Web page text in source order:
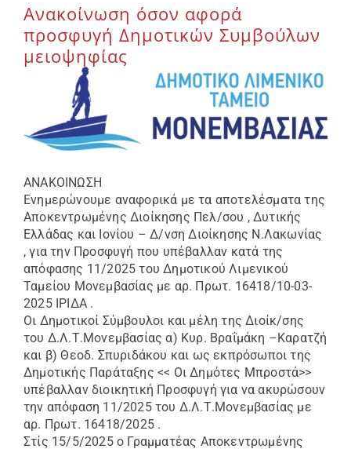
Ανακοίνωση όσον αφορά
προσφυγή Δημοτικών Συμβούλων
μειοψηφίας
ΑΝΑΚΟΙΝΩΣΗ
Ενημερώνουμε αναφορικά με τα αποτελέσματα της
Αποκεντρωμένης Διοίκησης Πελ/σου , Δυτικής
Ελλάδας και Ιονίου – Δ/νση Διοίκησης Ν.Λακωνίας
, για την Προσφυγή που υπέβαλλαν κατά της
απόφασης 11/2025 του Δημοτικού Λιμενικού
Ταμείου Μονεμβασίας με αρ. Πρωτ. 16418/10-03-
2025 ΙΡΙΔΑ .
Οι Δημοτικοί Σύμβουλοι και μέλη της Διοίκ/σης
του Δ.Λ.Τ.Μονεμβασίας α) Κυρ. Βραΐμάκη –Καρατζή
και β) Θεοδ. Σπυριδάκου και ως εκπρόσωποι της
Δημοτικής Παράταξης << Οι Δημότες Μπροστά>>
υπέβαλλαν διοικητική Προσφυγή για να ακυρώσουν
την απόφαση 11/2025 του Δ.Λ.Τ.Μονεμβασίας με
αρ. Πρωτ. 16418/2025 .
Στίς 15/5/2025 ο Γραμματέας Αποκεντρωμένης